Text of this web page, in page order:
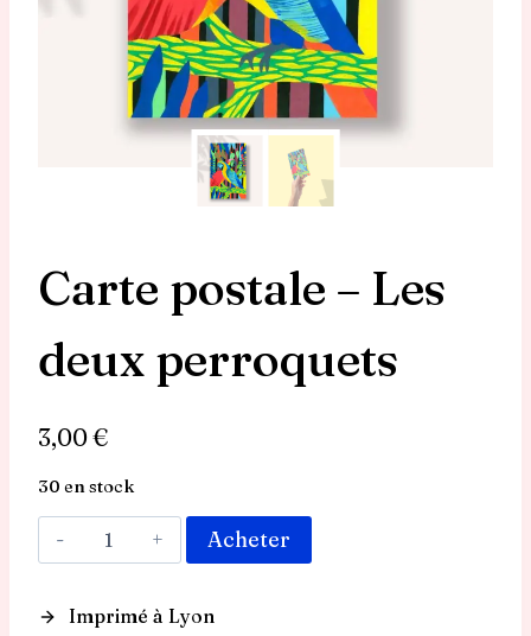
Carte postale – Les
deux perroquets
3,00€
30 en stock
quantité
de
postale
Acheter
Imprimé à Lyon